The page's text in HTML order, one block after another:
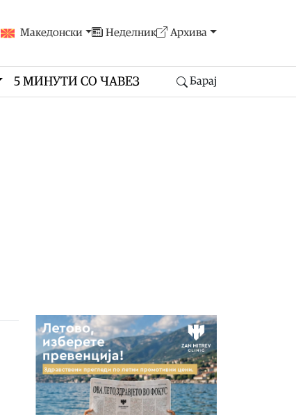
Македонски Неделник Архива
5 МИНУТИ СО ЧАВЕЗ Барај